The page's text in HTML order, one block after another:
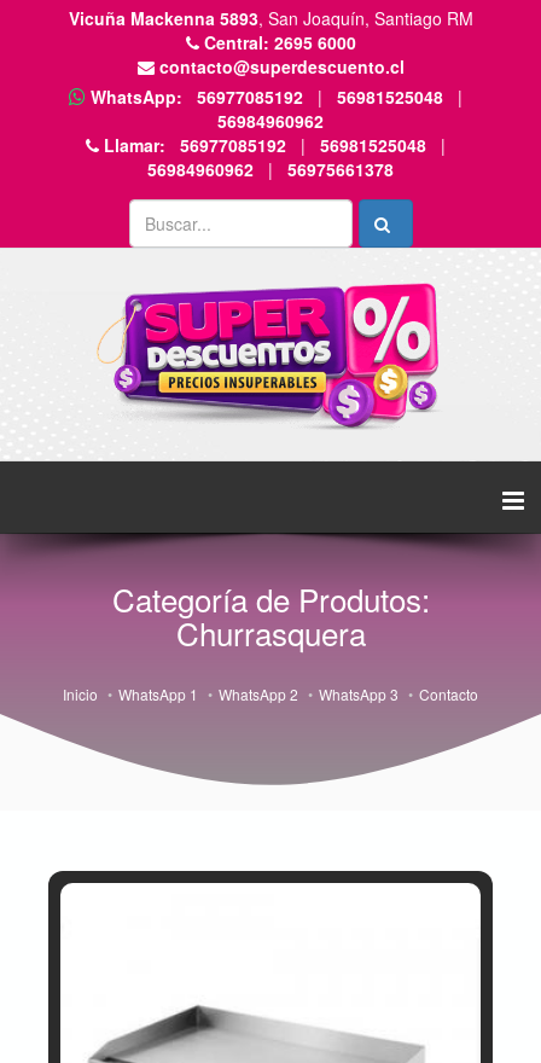
Vicuña Mackenna 5893, San Joaquín, Santiago RM
Central: 2695 6000
contacto@superdescuento.cl
WhatsApp:
56977085192 | 56981525048
|
56984960962
Llamar:
56977085192 | 56981525048
|
56984960962
| 56975661378
Categoría de Produtos:
Churrasquera
Inicio WhatsApp 1 WhatsApp 2 WhatsApp 3 Contacto